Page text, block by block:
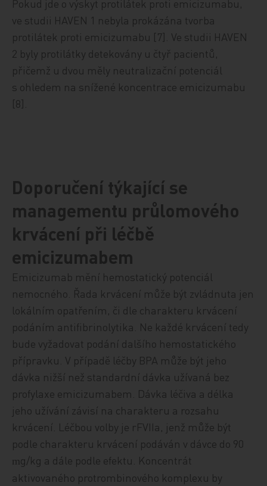
Pokud jde o výskyt protilátek proti emicizumabu,
ve studii HAVEN 1 nebyla prokázána tvorba
protilátek proti emicizumabu [7]. Ve studii HAVEN
2 byly protilátky detekovány u čtyř pacientů,
přičemž u dvou měly neutralizační potenciál
s ohledem na snížené koncentrace emicizumabu
[8].
Doporučení týkající se
managementu průlomového
krvácení při léčbě
emicizumabem
Emicizumab mění hemostatický potenciál
nemocného. Řada krvácení může být zvládnuta jen
lokálním opatřením, či dle charakteru krvácení
podáním antifibrinolytika. Ne každé krvácení tedy
bude vyžadovat podání dalšího hemostatického
přípravku. V případě léčby BPA může být jeho
dávka nižší než standardní dávka užívaná bez
profylaxe emicizumabem. Dávka léčiva a délka
jeho užívání závisí na charakteru a rozsahu
krvácení. Léčbou volby je rFVIIa, jenž může být
podle charakteru krvácení podáván v dávce do 90
mg/kg a dále podle efektu. Koncentrát
aktivovaného protrombinového komplexu by